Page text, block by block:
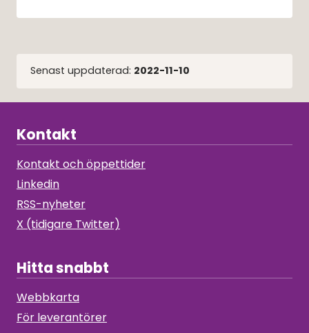
Senast uppdaterad: 2022-11-10
Kontakt
Kontakt och öppettider
Linkedin
RSS-nyheter
X (tidigare Twitter)
Hitta snabbt
Webbkarta
För leverantörer